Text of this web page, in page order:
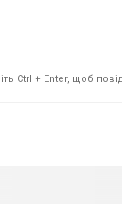
Ctrl + Enter, щоб